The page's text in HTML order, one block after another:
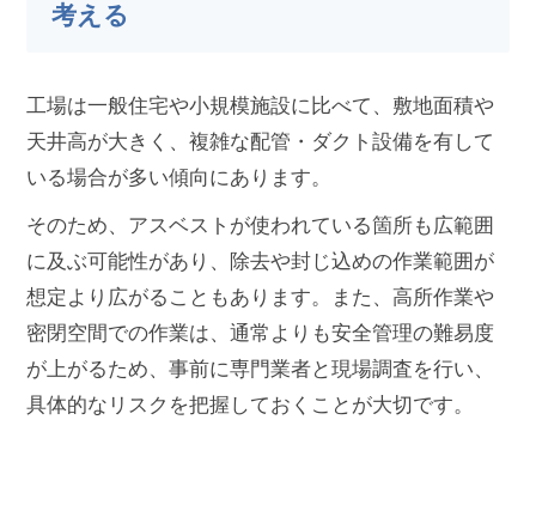
考える
工場は一般住宅や小規模施設に比べて、敷地面積や
天井高が大きく、複雑な配管・ダクト設備を有して
いる場合が多い傾向にあります。
そのため、アスベストが使われている箇所も広範囲
に及ぶ可能性があり、除去や封じ込めの作業範囲が
想定より広がることもあります。また、高所作業や
密閉空間での作業は、通常よりも安全管理の難易度
が上がるため、事前に専門業者と現場調査を行い、
具体的なリスクを把握しておくことが大切です。